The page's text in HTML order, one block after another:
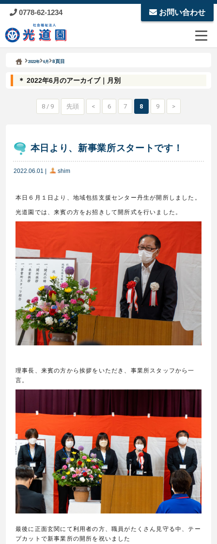
0778-62-1234 お問い合わせ
社会福祉法人 光道園
2022年 6月 8頁目
＊ 2022年6月のアーカイブ｜月別
8 / 9 先頭 < 6 7 8 9 >
本日より、新事業所スタートです！
2022.06.01 shim
本日６月１日より、地域包括支援センター丹生が開所しました。
光道園では、来賓の方をお招きして開所式を行いました。
理事長、来賓の方から挨拶をいただき、事業所スタッフから一
言。
最後に正面玄関にて利用者の方、職員がたくさん見守る中、 テー
プカットで新事業所の開所を祝いました